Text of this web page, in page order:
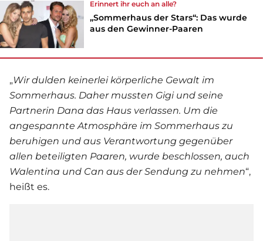
Erinnert ihr euch an alle?
„Sommerhaus der Stars“: Das wurde
aus den Gewinner-Paaren
„Wir dulden keinerlei körperliche Gewalt im
Sommerhaus. Daher mussten Gigi und seine
Partnerin Dana das Haus verlassen. Um die
angespannte Atmosphäre im Sommerhaus zu
beruhigen und aus Verantwortung gegenüber
allen beteiligten Paaren, wurde beschlossen, auch
Walentina und Can aus der Sendung zu nehmen“,
heißt es.